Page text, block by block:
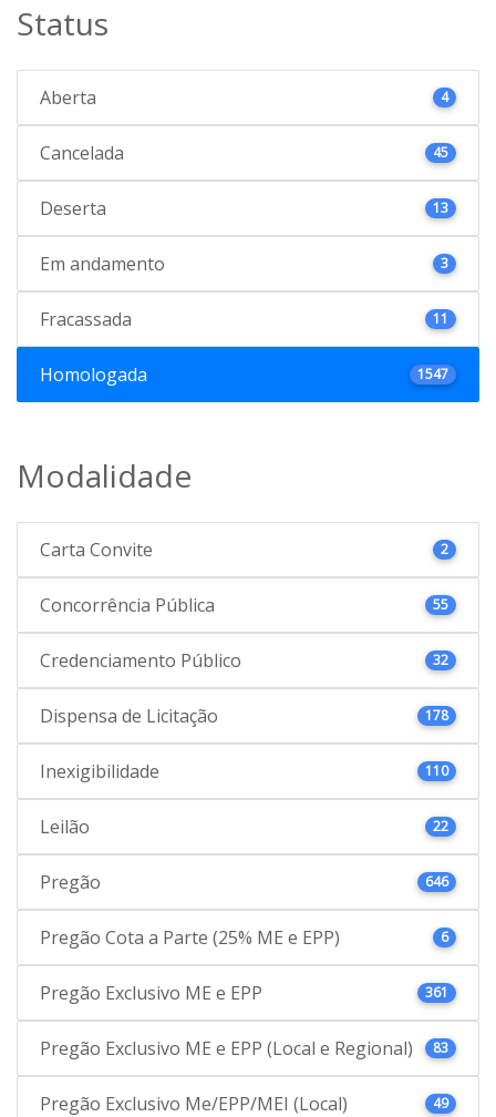
Status
Aberta 4
Cancelada 45
Deserta 13
Em andamento 3
Fracassada 11
Homologada 1547
Modalidade
Carta Convite 2
Concorrência Pública 55
Credenciamento Público 32
Dispensa de Licitação 178
Inexigibilidade 110
Leilão 22
Pregão 646
Pregão Cota a Parte (25% ME e EPP) 6
Pregão Exclusivo ME e EPP 361
Pregão Exclusivo ME e EPP (Local e Regional) 83
Pregão Exclusivo Me/EPP/MEI (Local) 49